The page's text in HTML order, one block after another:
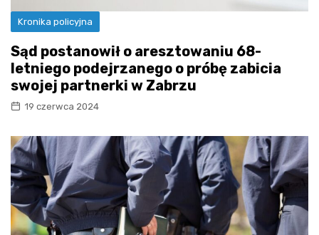
Kronika policyjna
Sąd postanowił o aresztowaniu 68-
letniego podejrzanego o próbę zabicia
swojej partnerki w Zabrzu
19 czerwca 2024